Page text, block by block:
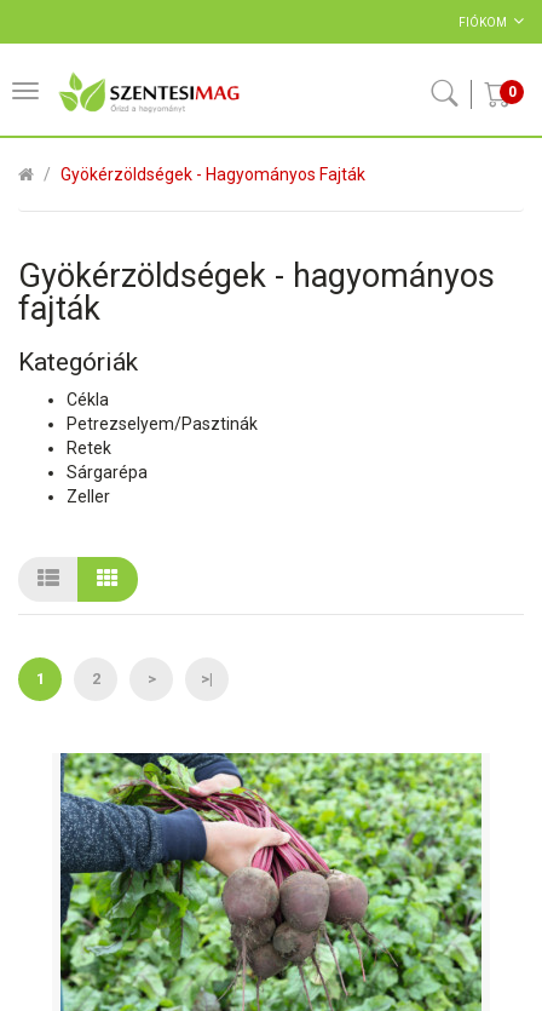
FIÓKOM
0
Gyökérzöldségek - Hagyományos Fajták
Gyökérzöldségek - hagyományos
fajták
Kategóriák
Cékla
Petrezselyem/Pasztinák
Retek
Sárgarépa
Zeller
1 2 > >|